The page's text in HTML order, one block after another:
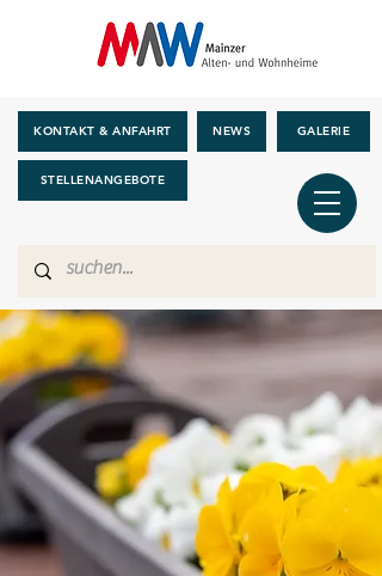
KONTAKT & ANFAHRT NEWS GALERIE
STELLENANGEBOTE